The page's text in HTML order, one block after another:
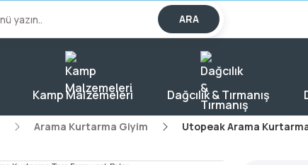
2000 TL Üzeri Alışverişlerde KARGO BEDAVA!
ARA
Kamp Malzemeleri Dağcılık & Tırmanış
Arama Kurtarma Giyim Utopeak Arama